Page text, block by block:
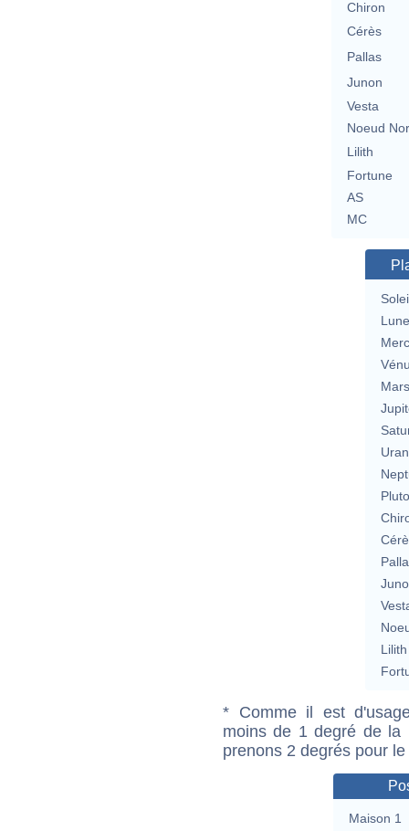
Chiron
Cérès
Pallas
Junon
Vesta
Noeud
Lilith
Fortune
AS
MC
Lune
Mars
Lilith
* Comme il est
moins de 1 degré de la
prenons 2 degrés pour
Maison 1